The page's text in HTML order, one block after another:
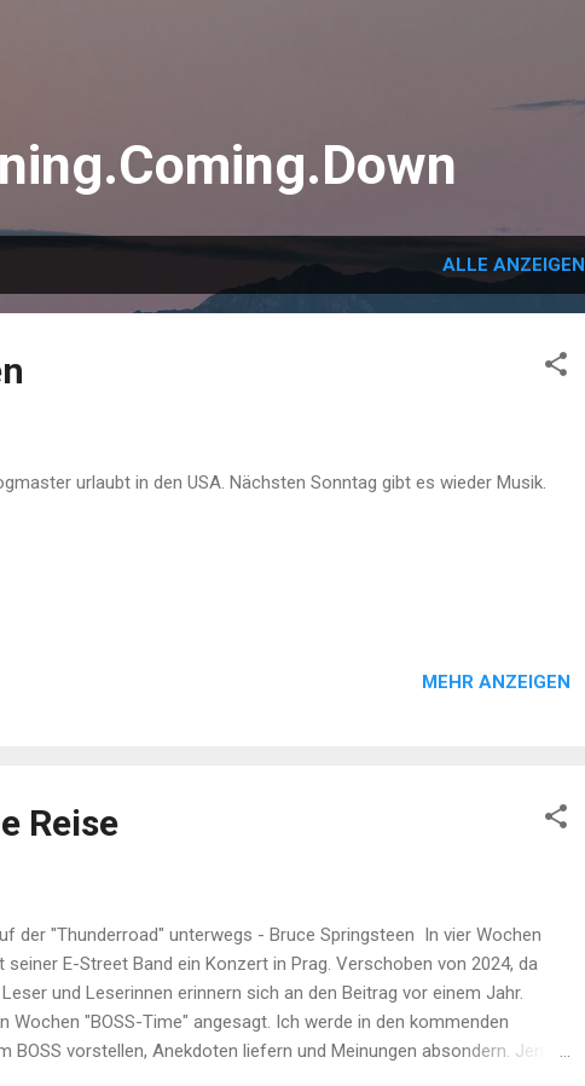
ALLE ANZEIGEN
urlaubt in den USA. Nächsten Sonntag gibt es wieder Musik.
MEHR ANZEIGEN
Reise
der "Thunderroad" unterwegs - Bruce Springsteen In vier Wochen
E-Street Band ein Konzert in Prag. Verschoben von 2024, da
und Leserinnen erinnern sich an den Beitrag vor einem Jahr.
Wochen "BOSS-Time" angesagt. Ich werde in den kommenden
BOSS vorstellen, Anekdoten liefern und Meinungen absondern. Jene